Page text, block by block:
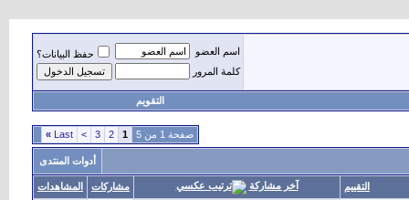
اسم العضو
حفظ البيانات؟
كلمة المرور
التقويم
صفحة 1 من 5 1
2
3
>
Last
»
أدوات المنتدى
التقييم آخر مشاركة مشاركات المشاهدات